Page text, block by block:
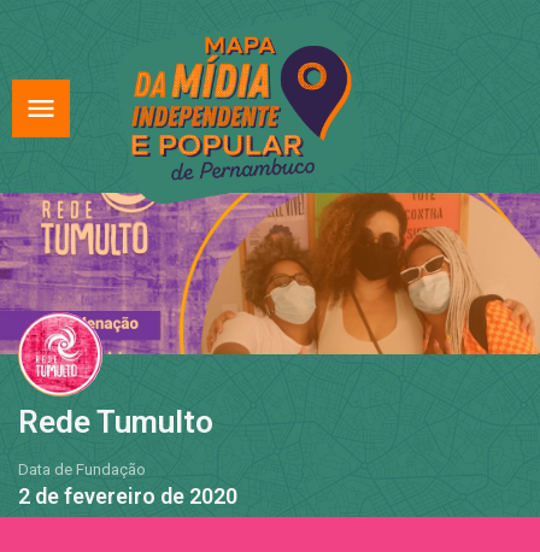
Rede Tumulto
Data de Fundação
2 de fevereiro de 2020